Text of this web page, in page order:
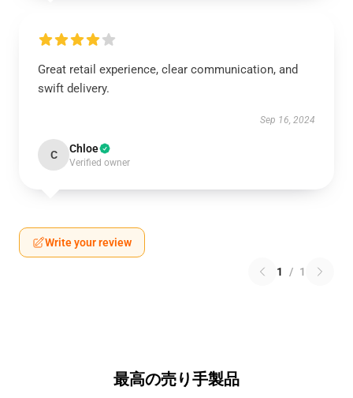
Great retail experience, clear communication, and
swift delivery.
Sep 16, 2024
C Chloe
Verified owner
Write your review
1 / 1
最高の売り手製品